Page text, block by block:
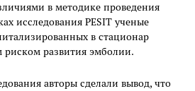
в методике проведения
исследования PESIT ученые
в стационар
риском развития эмболии.
авторы сделали вывод, что